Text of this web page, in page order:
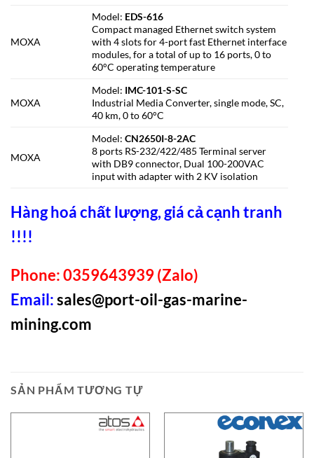
MOXA
Model: EDS-616
Compact managed Ethernet switch system
with 4 slots for 4-port fast Ethernet interface
modules, for a total of up to 16 ports, 0 to
60°C operating temperature
MOXA
Model: IMC-101-S-SC
Industrial Media Converter, single mode, SC,
40 km, 0 to 60°C
MOXA
Model:CN2650I-8-2AC
8 ports RS-232/422/485 Terminal server
with DB9 connector, Dual 100-200VAC
input with adapter with 2 KV isolation
Hàng hoá chất lượng, giá cả cạnh tranh
!!!!
Phone: 0359643939 (Zalo)
Email:sales@port-oil-gas-marine-
mining.com
SẢN PHẨM TƯƠNG TỰ